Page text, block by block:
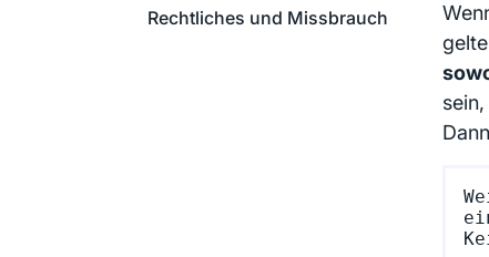
Rechtliches und Missbrauch